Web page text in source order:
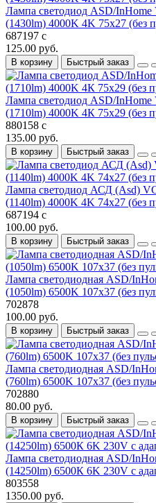
Лампа светодиод ASD/InHome
(1430lm) 4000K 4K 75x27 (без
687197 с
125.00 руб.
В корзину Быстрый заказ
Лампа светодиод ASD/InHome
(1710lm) 4000K 4К 75x29 (без
880158 с
135.00 руб.
В корзину Быстрый заказ
Лампа светодиод АСД (Asd)
(1140lm) 4000K 4K 74x27 (без
687194 с
100.00 руб.
В корзину Быстрый заказ
Лампа светодиодная ASD/
(1050lm) 6500K 107x37 (без
702878
100.00 руб.
В корзину Быстрый заказ
Лампа светодиодная ASD/
(760lm) 6500K 107x37 (без
702880
80.00 руб.
В корзину Быстрый заказ
Лампа светодиодная ASD/
(14250lm) 6500К 6K 230V с
803558
1350.00 руб.